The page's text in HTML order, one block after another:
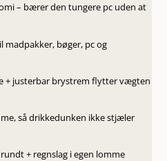
– bærer den tungere pc uden at
madpakker, bøger, pc og
+ justerbar brystrem flytter vægten
så drikkedunken ikke stjæler
+ regnslag i egen lomme